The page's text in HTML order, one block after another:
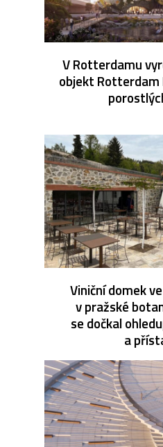
V Rotterdamu
objekt Rotterdam
Viniční domek
v pražské
se dočkal
a